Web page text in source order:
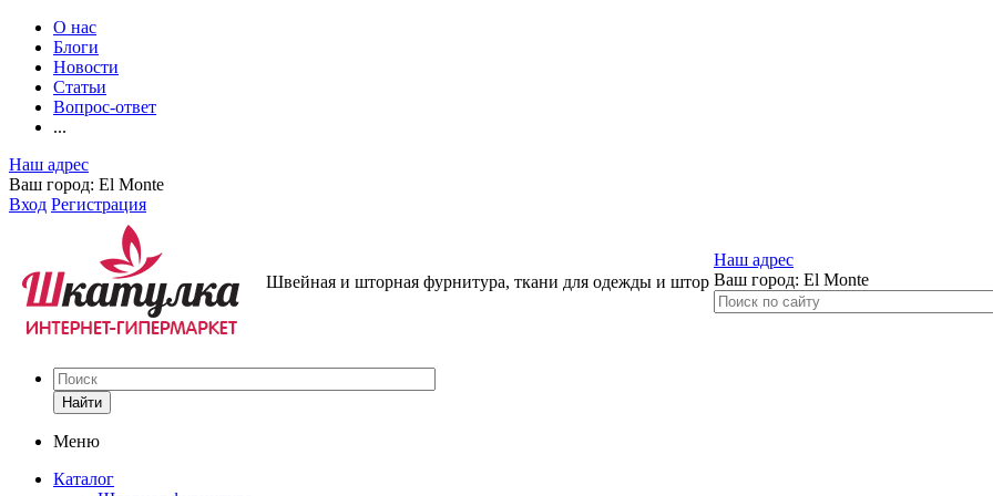
О нас
Блоги
Новости
Статьи
Вопрос-ответ
...
Наш адрес
Ваш город: El Monte
Вход Регистрация
Швейная и шторная фурнитура, ткани для одежды и штор
Наш адрес
Ваш город: El Monte
Найти
Меню
Каталог